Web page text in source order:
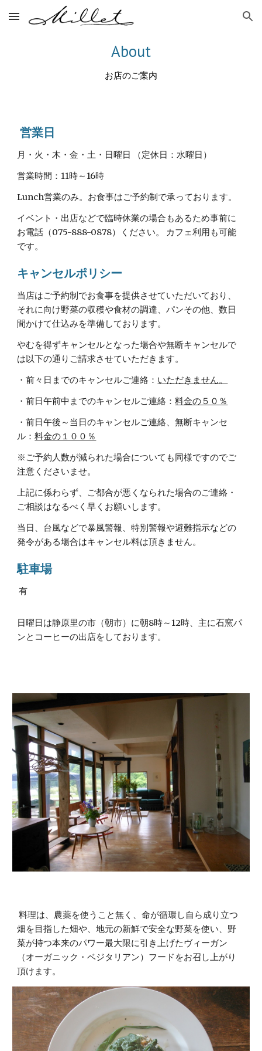
Skip to main content Skip to navigation
About
お店のご案内
営業日
月・火・木・金・土・日曜日 （定休日：水曜日）
営業時間：11時～16時
Lunch営業のみ。お食事はご予約制で承っております。
イベント・出店などで臨時休業の場合もあるため事前に
お電話（075-888-0878）ください。 カフェ利用も可能
です。
キャンセルポリシー
当店はご予約制でお食事を提供させていただいており、
それに向け野菜の収穫や食材の調達、パンその他、数日
間かけて仕込みを準備しております。
やむを得ずキャンセルとなった場合や無断キャンセルで
は以下の通りご請求させていただきます。
・前々日までのキャンセルご連絡： いただきません。
・前日午前中までのキャンセルご連絡：料金の５０％
・前日午後～当日のキャンセルご連絡、無断キャンセ
ル：料金の１００％
※ご予約人数が減られた場合についても同様ですのでご
注意くださいませ。
上記に係わらず、ご都合が悪くなられた場合のご連絡・
ご相談はなるべく早くお願いします。
当日、台風などで暴風警報、特別警報や避難指示などの
発令がある場合はキャンセル料は頂きません。
駐車場
有
日曜日は静原里の市（朝市）に朝8時～12時、主に石窯パ
ンとコーヒーの出店をしております。
料理は、農薬を使うこと無く、命が循環し自ら成り立つ
畑を目指した畑や、地元の新鮮で安全な野菜を使い、野
菜が持つ本来のパワー最大限に引き上げたヴィーガン
（オーガニック・ベジタリアン）フードをお召し上がり
頂けます。